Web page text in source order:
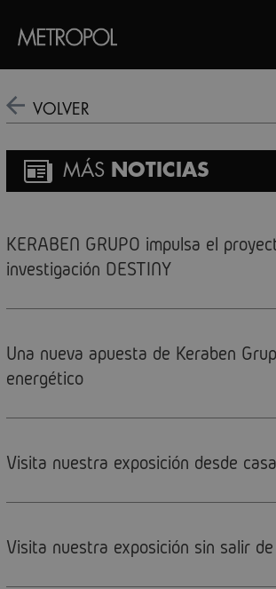
VOLVER
MÁS NOTICIAS
KERABEN GRUPO impulsa el
investigación DESTINY
Una nueva apuesta de Keraben
energético
Visita nuestra exposición desde casa
Visita nuestra exposición sin salir